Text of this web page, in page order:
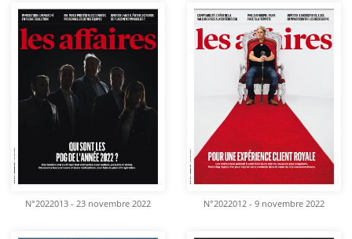
N°2022013 - 23 novembre 2022 N°2022012 - 9 novembre 2022